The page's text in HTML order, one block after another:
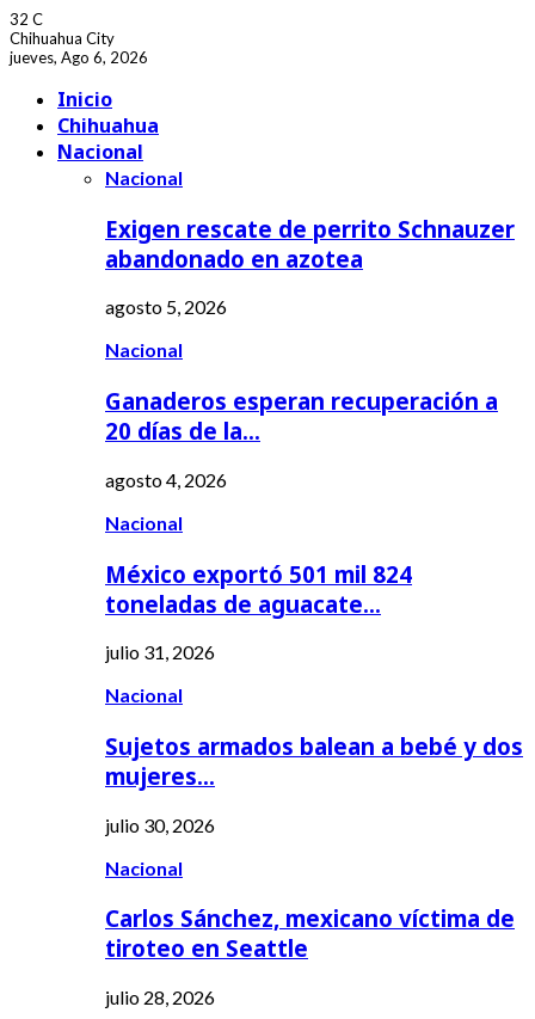
32 C
Chihuahua City
jueves, Ago 6, 2026
Inicio
Chihuahua
Nacional
Nacional
Exigen rescate de perrito Schnauzer
abandonado en azotea
agosto 5, 2026
Nacional
Ganaderos esperan recuperación a
20 días de la…
agosto 4, 2026
Nacional
México exportó 501 mil 824
toneladas de aguacate…
julio 31, 2026
Nacional
Sujetos armados balean a bebé y dos
mujeres…
julio 30, 2026
Nacional
Carlos Sánchez, mexicano víctima de
tiroteo en Seattle
julio 28, 2026